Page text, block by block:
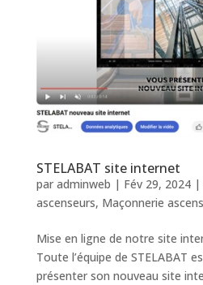
STELABAT site internet
par adminweb | Fév 29, 2024|
ascenseurs, Maçonnerie
Mise en ligne de notre site
Toute l’équipe de STELABAT
présenter son nouveau site